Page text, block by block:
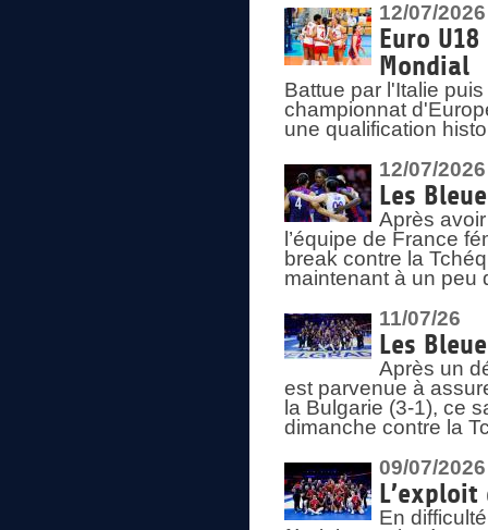
12/07/2026
Euro
Mondial
Battue par l'Italie
championnat
une qualification
12/07/2026
Les
Après
l’équipe de France
break contre la
maintenant à un peu
11/07/26
Les
Après un
est parvenue à
la Bulgarie (3-1), ce
dimanche contre la
09/07/2026
En